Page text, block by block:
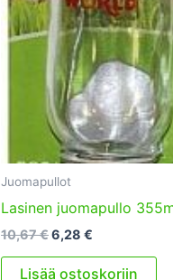
Juomapullot
Lasinen juomapullo
10,67€Alkuperäinen
oli:
6,28 €
on:
Lisää ostoskoriin